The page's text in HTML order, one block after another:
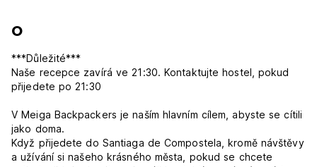
O
***Důležité***
Naše recepce zavírá ve 21:30. Kontaktujte hostel, pokud
přijedete po 21:30
V Meiga Backpackers je naším hlavním cílem, abyste se cítili
jako doma.
Když přijedete do Santiaga de Compostela, kromě návštěvy
a užívání si našeho krásného města, pokud se chcete